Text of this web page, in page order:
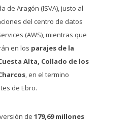
de Aragón (ISVA), justo al
del centro de datos
(AWS), mientras que
en los parajes de la
Alta, Collado de los
, en el termino
de Ebro.
de 179,69 millones